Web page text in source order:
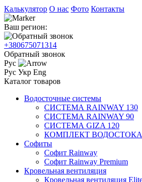
Калькулятор О нас Фото Контакты
Ваш регион:
+380675071314
Обратный звонок
Рус
Рус Укр Eng
Каталог товаров
Водосточные системы
СИСТЕМА RAINWAY 130
СИСТЕМА RAINWAY 90
СИСТЕМА GIZA 120
КОМПЛЕКТ ВОДОСТОКА
Софиты
Софит Rainway
Софит Rainway Premium
Кровельная вентиляция
Кровельная вентиляция